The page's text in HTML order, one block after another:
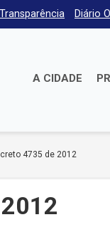
Diário
A CIDADE
4735 de 2012